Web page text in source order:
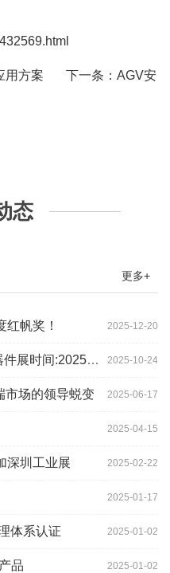
用方案 下一条： AGV安
态
更多+
2025-12-20
帆奖！
2025-10-24
:2025年10月28-
2025-06-17
市场的领导蜕变
2025-04-15
2025-02-22
深圳工业展
2025-01-17
2025-01-02
体系认证
2025-01-02
品